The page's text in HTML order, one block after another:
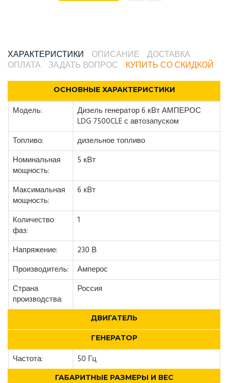
ХАРАКТЕРИСТИКИ ОПИСАНИЕ
ДОСТАВКА
ОПЛАТА
ЗАДАТЬ ВОПРОС КУПИТЬ СО СКИДКОЙ
ОСНОВНЫЕ ХАРАКТЕРИСТИКИ
Модель:
Дизель генератор 6 кВт АМПЕРОС
LDG 7500CLE с автозапуском
Топливо:
дизельное топливо
Номинальная
мощность:
5 кВт
Максимальная
мощность:
6 кВт
Количество
фаз:
1
Напряжение:
230 В
Производитель:
Амперос
Страна
производства:
Россия
ДВИГАТЕЛЬ
ГЕНЕРАТОР
Частота: 50 Гц
ГАБАРИТНЫЕ РАЗМЕРЫ И ВЕС